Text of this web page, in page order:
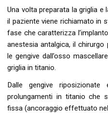
Una volta preparata la griglia
il paziente viene richiamato in
fase che caratterizza
anestesia antalgica, il
le gengive dall’osso
griglia in titanio.
Dalle gengive
prolungamenti in titanio che
fissa (ancoraggio effettuato